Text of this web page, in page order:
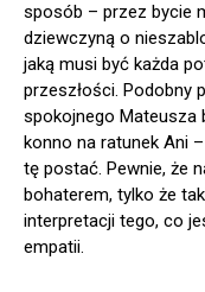
sposób – przez bycie
dziewczyną o
jaką musi być każda
przeszłości. Podobny
spokojnego Mateusza
konno na ratunek Ani
tę postać. Pewnie, że
bohaterem, tylko że
interpretacji tego, co
empatii.